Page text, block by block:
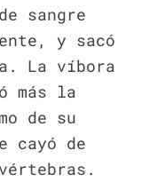
sangre
y sacó
La víbora
más la
de su
cayó de